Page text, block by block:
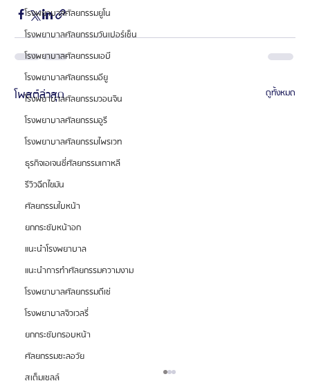
โรงพยาบาลศัลยกรรมยูโน
โรงพยาบาลศัลยกรรมวันเปอร์เซ็น
โรงพยาบาลศัลยกรรมเอบี
โรงพยาบาลศัลยกรรมอียู
โรงพยาบาลศัลยกรรมวอนจิน
โรงพยาบาลศัลยกรรมอูรี
โรงพยาบาลศัลยกรรมไพรเวท
ธุรกิจเอเจนซี่ศัลยกรรมเกาหลี
รีวิวฉีดไขมัน
ศัลยกรรมใบหน้า
ยกกระชับหน้าอก
แนะนำโรงพยาบาล
แนะนำการทำศัลยกรรมความงาม
โรงพยาบาลศัลยกรรมดีเซ่
โรงพยาบาลจิวเวลรี่
ยกกระชับกรอบหน้า
ศัลยกรรมชะลอวัย
สเต็มเซลล์
โพสต์ล่าสุด ดูทั้งหมด